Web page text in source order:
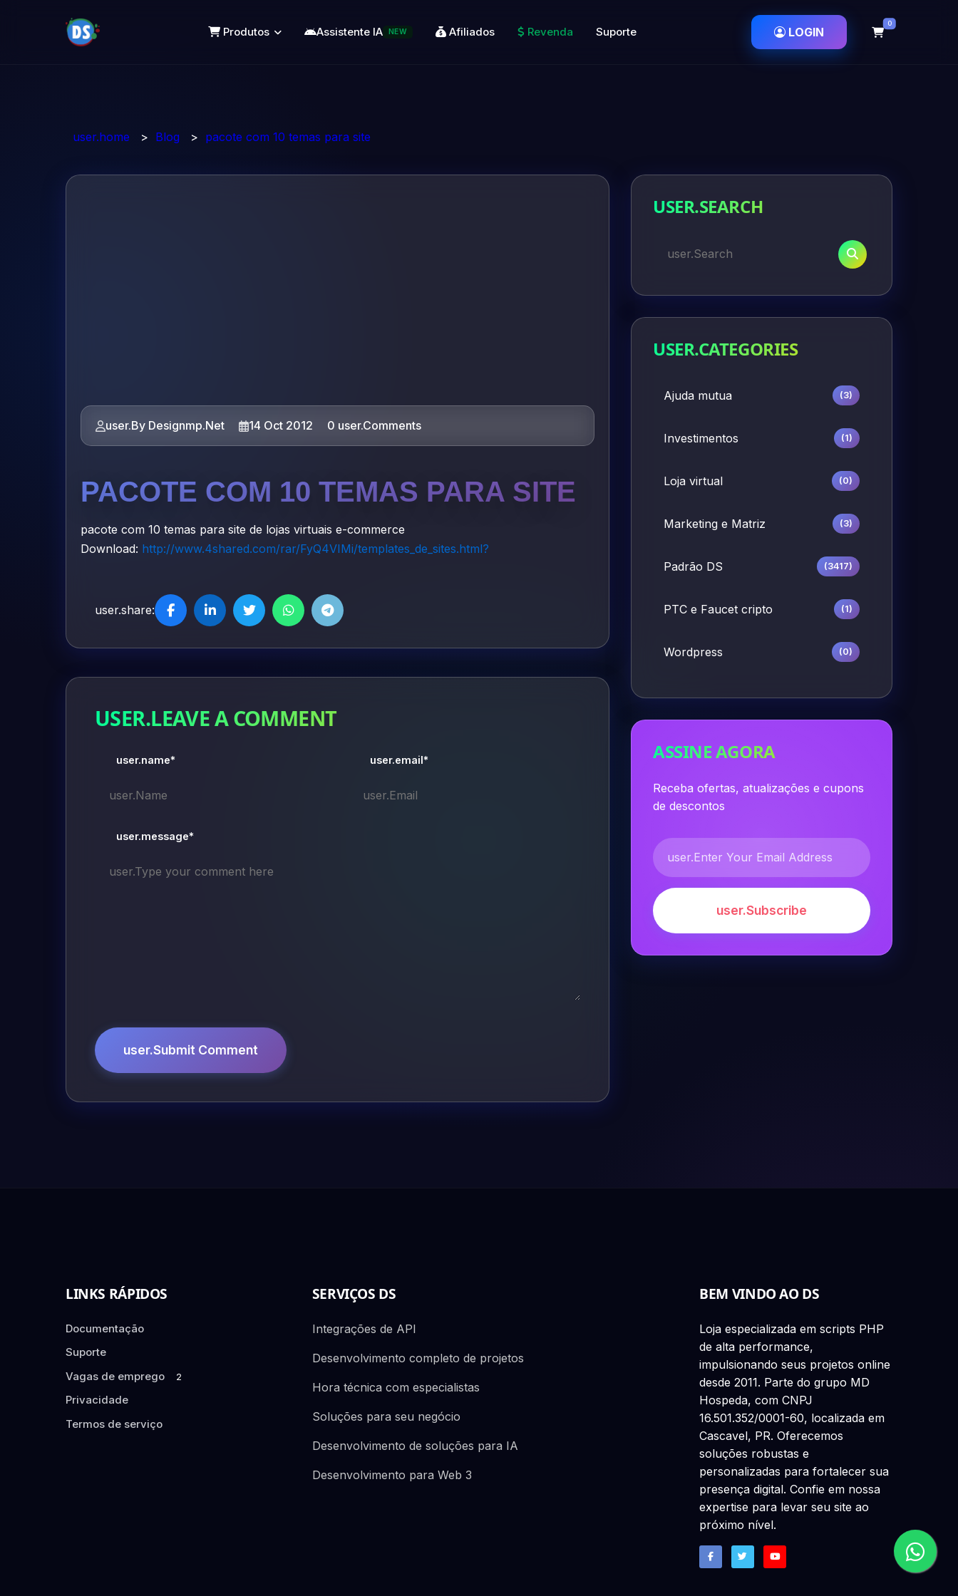
Produtos Assistente IA NEW Afiliados Revenda Suporte LOGIN
0
user.home > Blog > pacote com 10 temas para site
user.By Designmp.Net 14 Oct 2012 0 user.Comments
PACOTE COM 10 TEMAS PARA SITE
pacote com 10 temas para site de lojas virtuais e-commerce
Download: http://www.4shared.com/rar/FyQ4VIMi/templates_de_sites.html?
user.share:
USER.LEAVE A COMMENT
user.name* user.email*
user.message*
user.Submit Comment
USER.SEARCH
USER.CATEGORIES
Ajuda mutua (3)
Investimentos (1)
Loja virtual (0)
Marketing e Matriz (3)
Padrão DS (3417)
PTC e Faucet cripto (1)
Wordpress (0)
ASSINE AGORA
Receba ofertas, atualizações e cupons
de descontos
user.Subscribe
LINKS RÁPIDOS
Documentação
Suporte
Vagas de emprego
2
Privacidade
Termos de serviço
SERVIÇOS DS
Integrações de API
Desenvolvimento completo de projetos
Hora técnica com especialistas
Soluções para seu negócio
Desenvolvimento de soluções para IA
Desenvolvimento para Web 3
BEM VINDO AO DS
Loja especializada em scripts PHP
de alta performance,
impulsionando seus projetos online
desde 2011. Parte do grupo MD
Hospeda, com CNPJ
16.501.352/0001-60, localizada em
Cascavel, PR. Oferecemos
soluções robustas e
personalizadas para fortalecer sua
presença digital. Confie em nossa
expertise para levar seu site ao
próximo nível.